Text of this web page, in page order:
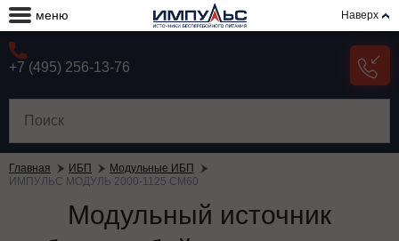
меню Наверх
+7 (495) 256-13-76
Главная ИБП
Модульные ИБП
ИМПУЛЬС МОДУЛЬ 2000-1125 СМ60
Модульный источник